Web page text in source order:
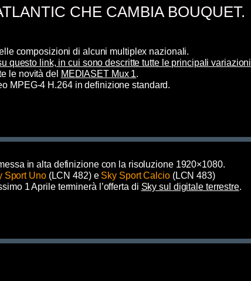
CHE CAMBIA BOUQUET.
composizioni di alcuni multiplex nazionali.
questo link, in cui sono descritte tutte le principali variazioni
le novità del MEDIASET Mux 1.
MPEG-4 H.264 in definizione standard.
in alta definizione con la risoluzione 1920×1080.
Sport Uno(LCN 482) e Sky Sport Calcio(LCN 483)
1 Aprile terminerà l’offerta di Sky sul digitale terrestre.